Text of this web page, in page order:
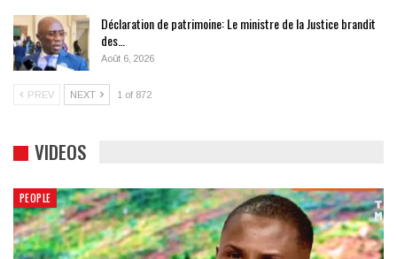
Déclaration de patrimoine: Le ministre de la Justice brandit
des…
Août 6, 2026
PREV NEXT 1 of 872
VIDEOS
PEOPLE